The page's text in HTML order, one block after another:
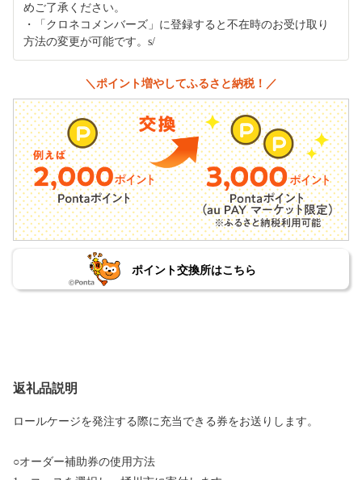
めご了承ください。
・「クロネコメンバーズ」に登録すると不在時のお受け取り
方法の変更が可能です。s/
＼ポイント増やしてふるさと納税！／
ポイント交換所はこちら
返礼品説明
ロールケージを発注する際に充当できる券をお送りします。
○オーダー補助券の使用方法